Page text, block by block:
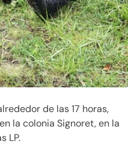
de las 17 horas,
la colonia Signoret, en la
LP.